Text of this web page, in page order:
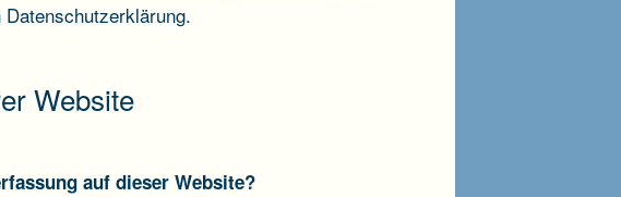
Website
auf dieser Website?